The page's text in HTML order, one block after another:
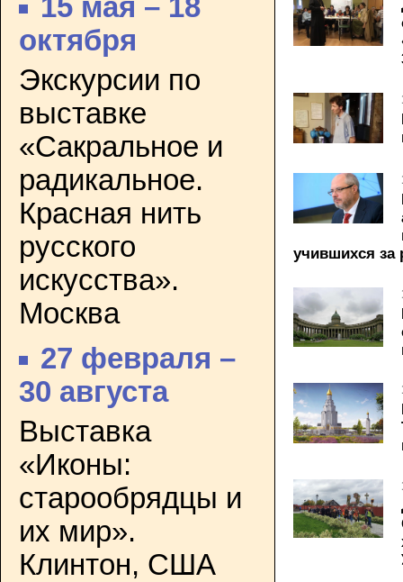
15 мая – 18
октября
Экскурсии по
выставке
«Сакральное и
радикальное.
Красная нить
русского
искусства».
Москва
27 февраля –
30 августа
Выставка
«Иконы:
старообрядцы и
их мир».
Клинтон, США
учившихся за